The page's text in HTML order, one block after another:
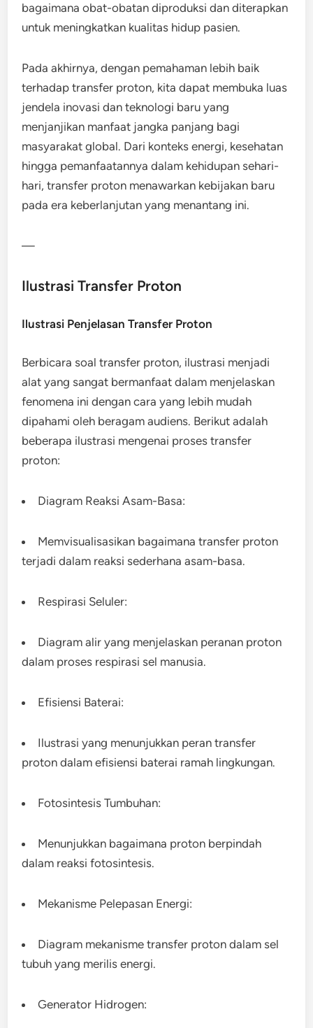
bagaimana obat-obatan diproduksi dan diterapkan
untuk meningkatkan kualitas hidup pasien.
Pada akhirnya, dengan pemahaman lebih baik
terhadap transfer proton, kita dapat membuka luas
jendela inovasi dan teknologi baru yang
menjanjikan manfaat jangka panjang bagi
masyarakat global. Dari konteks energi, kesehatan
hingga pemanfaatannya dalam kehidupan sehari-
hari, transfer proton menawarkan kebijakan baru
pada era keberlanjutan yang menantang ini.
—
Ilustrasi Transfer Proton
Ilustrasi Penjelasan Transfer Proton
Berbicara soal transfer proton, ilustrasi menjadi
alat yang sangat bermanfaat dalam menjelaskan
fenomena ini dengan cara yang lebih mudah
dipahami oleh beragam audiens. Berikut adalah
beberapa ilustrasi mengenai proses transfer
proton:
Diagram Reaksi Asam-Basa:
Memvisualisasikan bagaimana transfer proton
terjadi dalam reaksi sederhana asam-basa.
Respirasi Seluler:
Diagram alir yang menjelaskan peranan proton
dalam proses respirasi sel manusia.
Efisiensi Baterai:
Ilustrasi yang menunjukkan peran transfer
proton dalam efisiensi baterai ramah lingkungan.
Fotosintesis Tumbuhan:
Menunjukkan bagaimana proton berpindah
dalam reaksi fotosintesis.
Mekanisme Pelepasan Energi:
Diagram mekanisme transfer proton dalam sel
tubuh yang merilis energi.
Generator Hidrogen: